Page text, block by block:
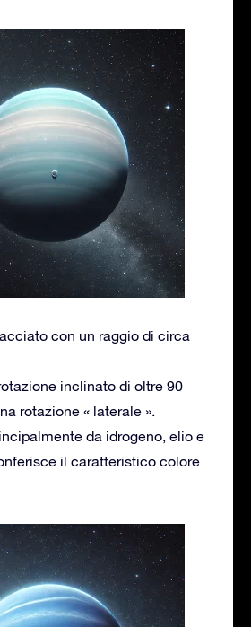
con un raggio di circa
inclinato di oltre 90
rotazione « laterale ».
da idrogeno, elio e
il caratteristico colore